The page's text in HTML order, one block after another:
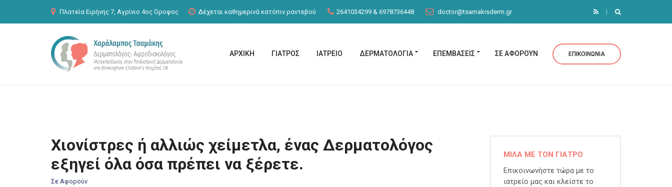
Πλατεία Ειρήνης 7, Αγρίνιο 4ος Όροφος Δέχεται καθημερινά κατόπιν ραντεβού 2641034299 & 6978736448 doctor@tsamakisderm.gr
ΑΡΧΙΚΗ ΓΙΑΤΡΟΣ ΙΑΤΡΕΙΟ ΔΕΡΜΑΤΟΛΟΓΙΑ ΕΠΕΜΒΑΣΕΙΣ ΣΕ ΑΦΟΡΟΥΝ ΕΠΙΚΟΙΝΩΝΙΑ
Χιονίστρες ή αλλιώς χείμετλα, ένας Δερματολόγος
εξηγεί όλα όσα πρέπει να ξέρετε.
Σε Αφορούν
ΜΙΛΑ ΜΕ ΤΟΝ ΓΙΑΤΡΟ
Επικοινωνήστε τώρα με το
ιατρείο μας και κλείστε το